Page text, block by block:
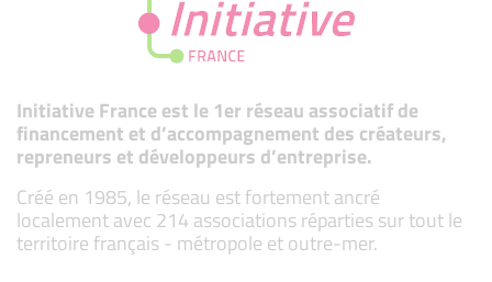
Initiative France est le 1er réseau associatif de
financement et d’accompagnement des créateurs,
repreneurs et développeurs d’entreprise.
Créé en 1985, le réseau est fortement ancré
localement avec 214 associations réparties sur tout le
territoire français - métropole et outre-mer.